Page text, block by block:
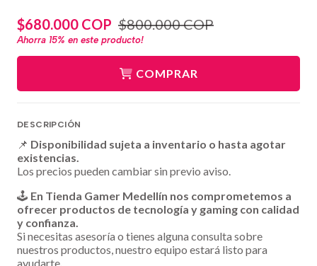
$680.000 COP $800.000 COP
Ahorra 15% en este producto!
COMPRAR
DESCRIPCIÓN
📌 Disponibilidad sujeta a inventario o hasta agotar
existencias.
Los precios pueden cambiar sin previo aviso.
🕹️ En Tienda Gamer Medellín nos comprometemos a
ofrecer productos de tecnología y gaming con calidad
y confianza.
Si necesitas asesoría o tienes alguna consulta sobre
nuestros productos, nuestro equipo estará listo para
ayudarte.